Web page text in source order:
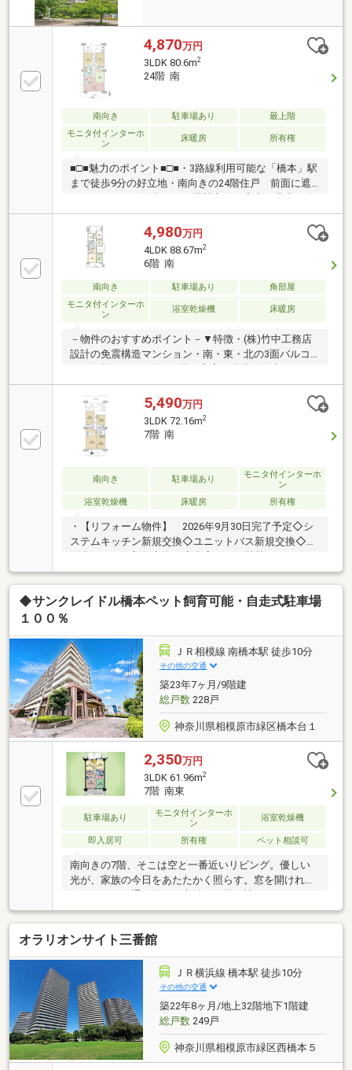
4,870万円
3LDK 80.6m2
24階 南
南向き 駐車場あり
最上階
モニタ付インターホ
ン
床暖房 所有権
■□■魅力のポイント■□■・3路線利用可能な「橋本」駅
まで徒歩9分の好立地・南向きの24階住戸 前面に遮
るものがなく、陽当たり・眺望良好・室内、非常に綺
麗にお使いです・各居室6帖以上のゆとりある3LDK
柱の出っ張りが無く家具を配置しやすい間取・ウォー
クインクローゼットやトランクルーム等、充実した収
納スペース・2面採光で明るいリビングダイニングキ
ッチン・各フロアにゴミ置場があります●リフォーム
履歴・ディスポーザー交換（2025年3月）・ガスコン
ロ交換（2024年9月）・浴室乾燥機、キッチン換気扇
交換（2019年9月）・トイレ交換（2017年7月）
4,980万円
4LDK 88.67m2
6階 南
南向き 駐車場あり
角部屋
モニタ付インターホ
ン
浴室乾燥機 床暖房
－物件のおすすめポイント－▼特徴・(株)竹中工務店
設計の免震構造マンション・南・東・北の3面バルコ
ニー仕様・LDKは約15.1帖、和室が隣接・集中しやす
い壁付けキッチン、背面にカウンター有・住戸の独立
性を高める門扉付玄関ポーチ・24時間有人管理(夜間警
備員)・各階で24時間ゴミ出し可・ゲストルーム等の共
用施設有・ペット2匹飼育可(細則有)▼設備・床暖房
(LD)・ディスポーザー・浴室乾燥機▼周辺環境・スー
パー「オーケー橋本店」徒歩3分(約240m)■ ご希望の
住まい探しをお手伝いします ━━━━━・・・物件の
詳細・ご相談はお気軽にお問い合わせください。
5,490万円
3LDK 72.16m2
7階 南
南向き 駐車場あり
モニタ付インターホ
ン
浴室乾燥機
床暖房 所有権
・【リフォーム物件】 2026年9月30日完了予定◇シ
ステムキッチン新規交換◇ユニットバス新規交換◇洗
面台・トイレ新規交換 ◇全室クロス貼替・フローリ
ング上張り◇建具・洗濯防水パン・ガス給湯器新規交
換◇シーリングライト・ダウンライト取り付け・
【日々の通勤・通学をスムーズに】 京王相模原
約130ｍ）、緑豊かでのどかな環境に佇む大規模マン
ション。 緑と商業施設が共存するすごし易い生活環
境・前面には高い建物がなく陽当り通風ともに良好
◆サンクレイドル橋本ペット飼育可能・自走式駐車場
１００％
ＪＲ相模線 南橋本駅 徒歩10分
その他の交通
築23年7ヶ月/9階建
総戸数228戸
神奈川県相模原市緑区橋本台１
2,350万円
3LDK 61.96m2
7階 南東
駐車場あり
モニタ付インターホ
ン
浴室乾燥機
即入居可 所有権 ペット相談可
南向きの7階、そこは空と一番近いリビング。優しい
光が、家族の今日をあたたかく照らす。窓を開けれ
南からの太陽が、3LDKの我が家を毎朝優しく起こして
くれます。緑と利便と開放感に満たされる、理想の環
境お問い合わせは【TOHO HOUSE 町田：0120-70-
6012】まで。
オラリオンサイト三番館
ＪＲ横浜線 橋本駅 徒歩10分
その他の交通
築22年8ヶ月/地上32階地下1階建
総戸数249戸
神奈川県相模原市緑区西橋本５